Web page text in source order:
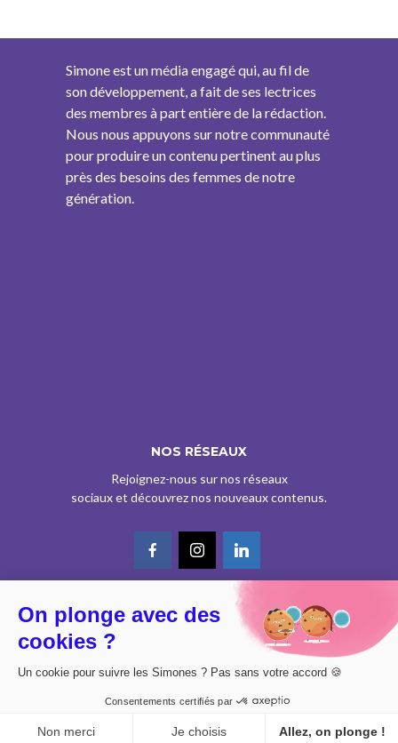
Simone est un média engagé qui, au fil de
son développement, a fait de ses lectrices
des membres à part entière de la rédaction.
Nous nous appuyons sur notre communauté
pour produire un contenu pertinent au plus
près des besoins des femmes de notre
génération.
NOS RÉSEAUX
Rejoignez-nous sur nos réseaux
sociaux et découvrez nos nouveaux contenus.
© CE SITE EST AGRÉÉ COMME SERVICE DE PRESSE EN LIGNE PAR LA
CPPAP SOUS LE N° 0626 Z 93934 (IPG ART.39BISA CGI)
POLITIQUE DE CONFIDENTIALITÉ
On plonge avec des
cookies ?
Un cookie pour suivre les Simones ? Pas sans votre accord 🍪
Consentements certifiés par
Non merci Je choisis Allez, on plonge !